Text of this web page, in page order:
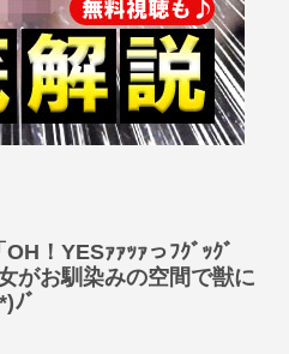
！YESｧｧｯｧっﾌｸﾞｯｸﾞ
がお馴染みの空間で獣に
ﾉﾞ